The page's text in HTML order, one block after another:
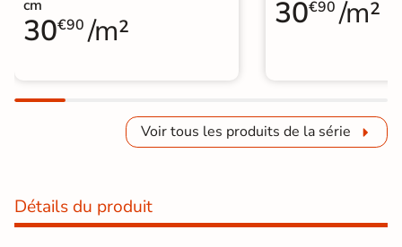
cm
30€90 /m² 30€90 /m²
Voir tous les produits de la série
Détails du produit